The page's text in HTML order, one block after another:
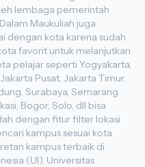
lembaga pemerintah
Maukuliah juga
dengan kota karena sudah
favorit untuk melanjutkan
pelajar seperti Yogyakarta,
Pusat, Jakarta Timur,
Surabaya, Semarang
Bogor, Solo, dll bisa
dengan fitur filter lokasi
kampus sesuai kota
kampus terbaik di
(UI), Universitas